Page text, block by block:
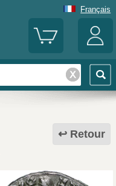
Français
Retour